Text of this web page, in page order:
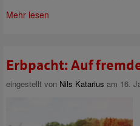
Mehr lesen
Erbpacht: Auf
eingestellt von Nils Katarius am 16.